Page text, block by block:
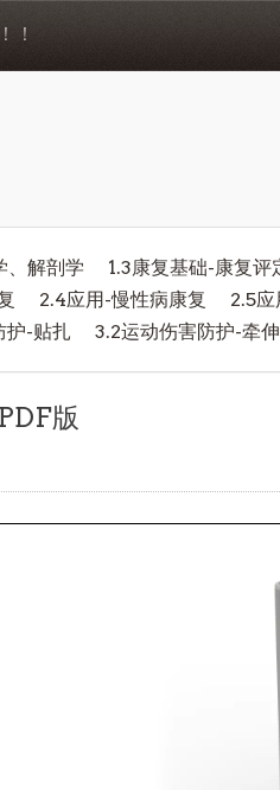
！
、解剖学 1.3康复基础-康复评
2.4应用-慢性病康复 2.5
护-贴扎 3.2运动伤害防护-牵伸
版